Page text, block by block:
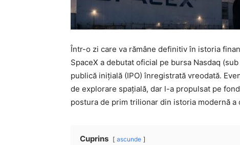
Într-o zi care va rămâne definitiv în istoria
SpaceX a debutat oficial pe bursa Nasdaq
publică inițială (IPO) înregistrată vreodată.
de explorare spațială, dar l-a propulsat pe
postura de prim trilionar din istoria modernă a
Cuprins ascunde